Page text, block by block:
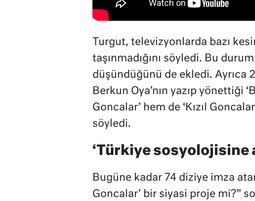
Turgut, televizyonlarda bazı
taşınmadığını söyledi. Bu
düşündüğünü de ekledi. Ayrıca
Berkun Oya’nın yazıp yönettiği
Goncalar’ hem de ‘Kızıl
söyledi.
‘Türkiye
Bugüne kadar 74 diziye imza atan
Goncalar’ bir siyasi proje mi?”